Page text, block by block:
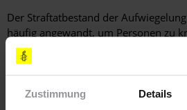
Zustimmung Details
Der Straftatbestand der
häufig angewandt, um Personen zu
Recht auf sozialen Protest
Vorwürfe wie das Blockieren
Anstiftung zu Straftaten oder der
Staatsgewalt.